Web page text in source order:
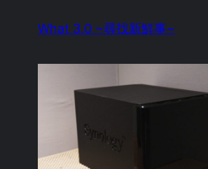
What 3.0 ~尋找新鮮事~